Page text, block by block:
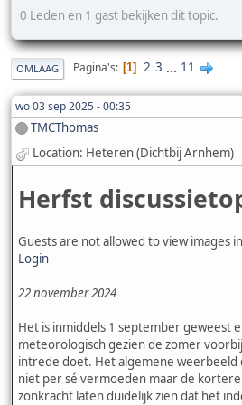
0 Leden en 1 gast bekijken dit topic.
OMLAAG Pagina's 1 2 3 ... 11
wo 03 sep 2025 - 00:35
TMCThomas
Location: Heteren (Dichtbij Arnhem)
Herfst
Guests are not allowed to view images
Login
22 november 2024
Het is inmiddels 1 september geweest
meteorologisch gezien de zomer
intrede doet. Het algemene
niet per sé vermoeden maar de
zonkracht laten duidelijk zien dat het